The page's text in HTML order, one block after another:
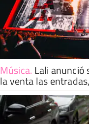
Música. Lali anunció
la venta las